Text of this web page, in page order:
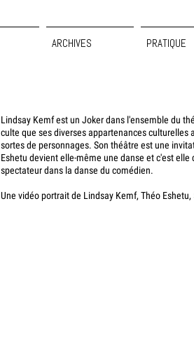
ARCHIVES PRATIQUE
Lindsay Kemf est un Joker dans l'ensemble du
culte que ses diverses appartenances culturelles
sortes de personnages. Son théâtre est une
Eshetu devient elle-même une danse et c'est elle
spectateur dans la danse du comédien.
Une vidéo portrait de Lindsay Kemf, Théo Eshetu,